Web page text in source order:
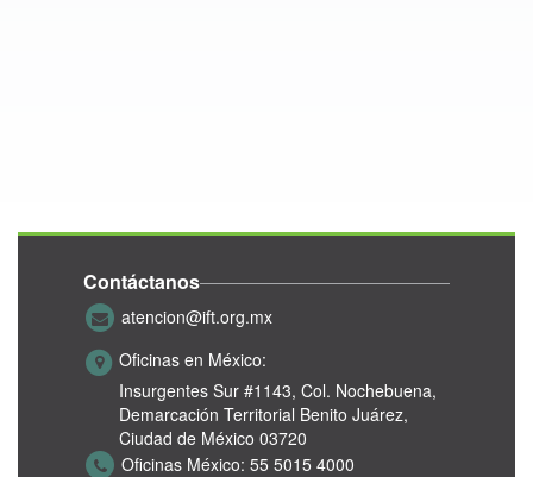
Contáctanos
atencion@ift.org.mx
Oficinas en México:
Insurgentes Sur #1143, Col. Nochebuena,
Demarcación Territorial Benito Juárez,
Ciudad de México 03720
Oficinas México: 55 5015 4000